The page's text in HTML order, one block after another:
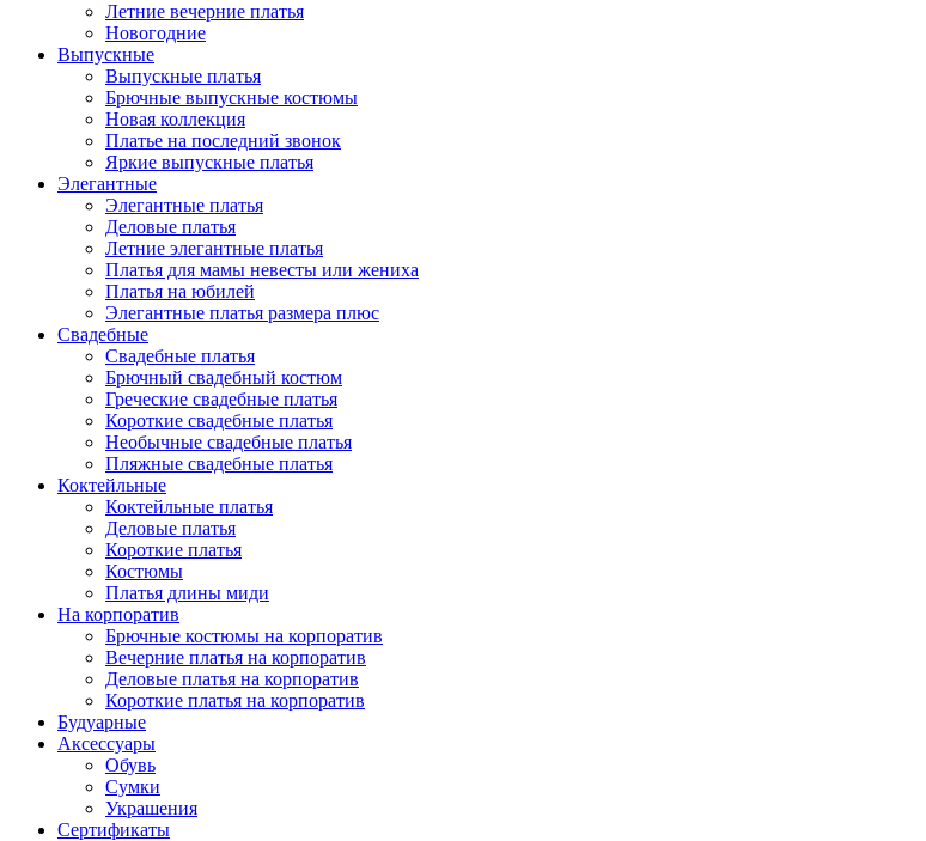
Летние вечерние платья
Новогодние
Выпускные
Выпускные платья
Брючные выпускные костюмы
Новая коллекция
Платье на последний звонок
Яркие выпускные платья
Элегантные
Элегантные платья
Деловые платья
Летние элегантные платья
Платья для мамы невесты или жениха
Платья на юбилей
Элегантные платья размера плюс
Свадебные
Свадебные платья
Брючный свадебный костюм
Греческие свадебные платья
Короткие свадебные платья
Необычные свадебные платья
Пляжные свадебные платья
Коктейльные
Коктейльные платья
Деловые платья
Короткие платья
Костюмы
Платья длины миди
На корпоратив
Брючные костюмы на корпоратив
Вечерние платья на корпоратив
Деловые платья на корпоратив
Короткие платья на корпоратив
Будуарные
Аксессуары
Обувь
Сумки
Украшения
Сертификаты